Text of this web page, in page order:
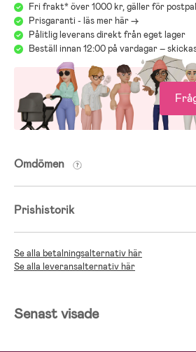
Fri frakt* över 1000 kr, gäller för
Prisgaranti - läs mer här ->
Pålitlig leverans direkt från eget lager
Beställ innan 12:00 på vardagar –
Omdömen
Prishistorik
Se alla betalningsalternativ här
Se alla leveransalternativ här
Senast visade